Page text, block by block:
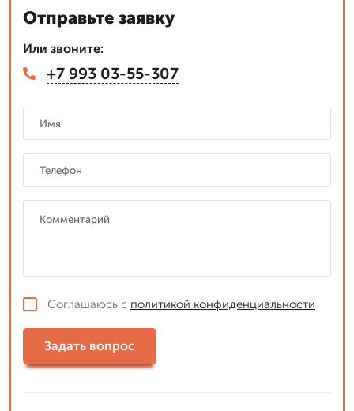
Отправьте заявку
Или звоните:
+7 993 03-55-307
Соглашаюсь с политикой конфиденциальности
Задать вопрос